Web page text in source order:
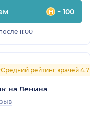
+ 100
11:00
Средний рейтинг врачей 4.7
на Ленина